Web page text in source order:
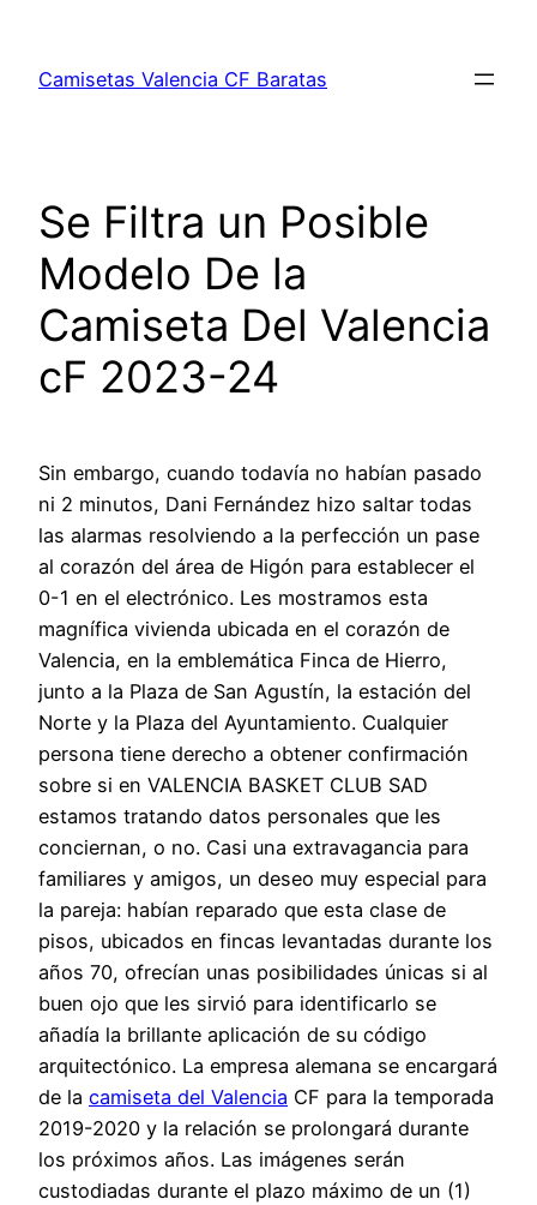
contenido
Camisetas Valencia CF Baratas
Se Filtra un Posible
Modelo De la
Camiseta Del Valencia
cF 2023-24
Sin embargo, cuando todavía no habían pasado
ni 2 minutos, Dani Fernández hizo saltar todas
las alarmas resolviendo a la perfección un pase
al corazón del área de Higón para establecer el
0-1 en el electrónico. Les mostramos esta
magnífica vivienda ubicada en el corazón de
Valencia, en la emblemática Finca de Hierro,
junto a la Plaza de San Agustín, la estación del
Norte y la Plaza del Ayuntamiento. Cualquier
persona tiene derecho a obtener confirmación
sobre si en VALENCIA BASKET CLUB SAD
estamos tratando datos personales que les
conciernan, o no. Casi una extravagancia para
familiares y amigos, un deseo muy especial para
la pareja: habían reparado que esta clase de
pisos, ubicados en fincas levantadas durante los
años 70, ofrecían unas posibilidades únicas si al
buen ojo que les sirvió para identificarlo se
añadía la brillante aplicación de su código
arquitectónico. La empresa alemana se encargará
de la camiseta del Valencia CF para la temporada
2019-2020 y la relación se prolongará durante
los próximos años. Las imágenes serán
custodiadas durante el plazo máximo de un (1)